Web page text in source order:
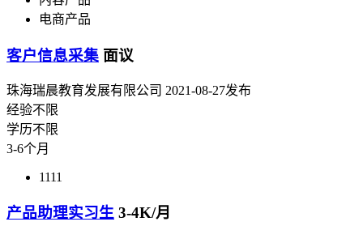
电商产品
客户信息采集 面议
珠海瑞晨教育发展有限公司 2021-08-27发布
经验不限
学历不限
3-6个月
1111
产品助理实习生 3-4K/月